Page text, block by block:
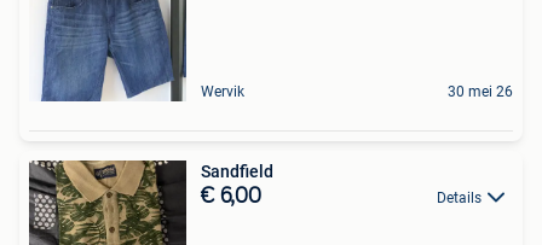
Wervik 30 mei 26
Sandfield
€ 6,00 Details